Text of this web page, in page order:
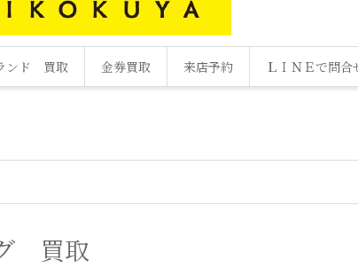
ンド 買取 金券買取 来店予約 ＬＩＮＥで問合
買取